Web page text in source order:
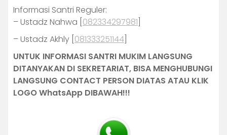
Informasi Santri Reguler:
– Ustadz Nahwa [ 082334297981
– Ustadz Akhly [ 081333251144
UNTUK INFORMASI SANTRI MUKIM LANGSUNG
DITANYAKAN DI SEKRETARIAT, BISA MENGHUBUNGI
LANGSUNG CONTACT PERSON DIATAS ATAU KLIK
LOGO WhatsApp DIBAWAH!!!